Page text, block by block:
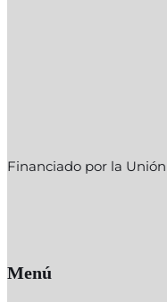
Financiado por la
Menú